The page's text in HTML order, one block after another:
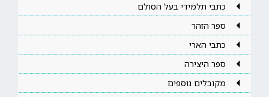
כתבי תלמידי בעל הסולם
ספר הזהר
כתבי הארי
ספר היצירה
מקובלים נוספים